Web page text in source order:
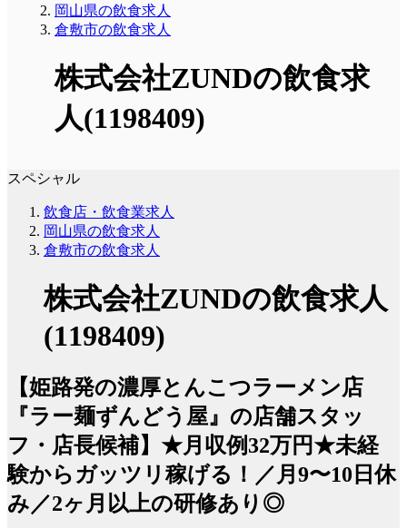
岡山県の飲食求人
倉敷市の飲食求人
株式会社ZUNDの飲食求
人(1198409)
スペシャル
飲食店・飲食業求人
岡山県の飲食求人
倉敷市の飲食求人
株式会社ZUNDの飲食求人
(1198409)
【姫路発の濃厚とんこつラーメン店
『ラー麺ずんどう屋』の店舗スタッ
フ・店長候補】★月収例32万円★未経
験からガッツリ稼げる！／月9〜10日休
み／2ヶ月以上の研修あり◎